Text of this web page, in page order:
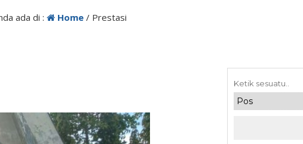
ada di : Home / Prestasi